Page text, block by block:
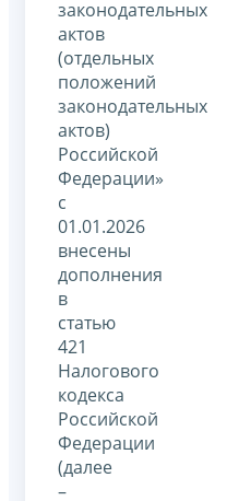
законодательных
актов
(отдельных
положений
законодательных
актов)
Российской
Федерации»
с
01.01.2026
внесены
дополнения
в
статью
421
Налогового
кодекса
Российской
Федерации
(далее
–